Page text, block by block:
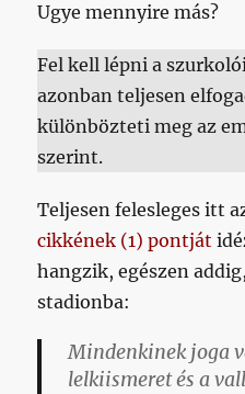
Ugye mennyire más?
Fel kell lépni a
azonban teljesen
különbözteti meg az
szerint.
Teljesen felesleges itt
cikkének (1) pontját
hangzik, egészen
stadionba:
Mindenkinek joga
lelkiismeret és a